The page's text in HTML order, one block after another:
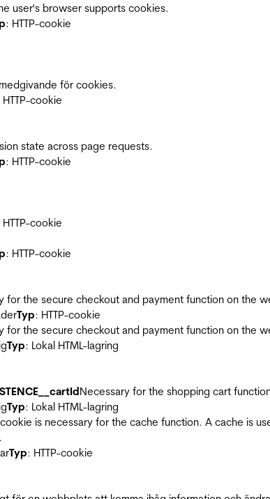
user's browser supports cookies.
: HTTP-cookie
för cookies.
HTTP-cookie
state across page requests.
: HTTP-cookie
HTTP-cookie
: HTTP-cookie
for the secure checkout and payment function on the
Typ: HTTP-cookie
for the secure checkout and payment function on the
Typ: Lokal HTML-lagring
Necessary for the shopping cart
Typ: Lokal HTML-lagring
cookie is necessary for the cache function. A cache is
Typ: HTTP-cookie